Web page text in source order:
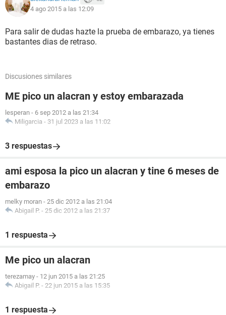
4 ago 2015 a las 12:09
Para salir de dudas hazte la prueba de embarazo, ya tienes
bastantes dias de retraso.
Discusiones similares
ME pico un alacran y estoy embarazada
lesperan - 6 sep 2012 a las 21:34
Miligarcia - 31 jul 2023 a las 11:02
3 respuestas
ami esposa la pico un alacran y tine 6 meses de
embarazo
melky moran - 25 dic 2012 a las 21:04
Abigail P. - 25 dic 2012 a las 21:37
1 respuesta
Me pico un alacran
terezamay - 12 jun 2015 a las 21:25
Abigail P. - 22 jun 2015 a las 15:35
1 respuesta